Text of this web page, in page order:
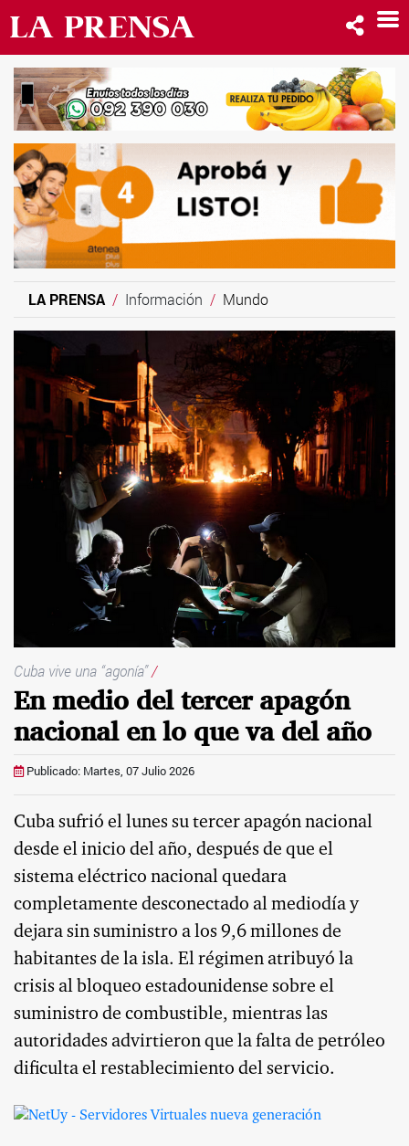
LA PRENSA Información Mundo
Cuba vive una “agonía”/
En medio del tercer apagón
nacional en lo que va del año
Publicado: Martes, 07 Julio 2026
Cuba sufrió el lunes su tercer apagón nacional
desde el inicio del año, después de que el
sistema eléctrico nacional quedara
completamente desconectado al mediodía y
dejara sin suministro a los 9,6 millones de
habitantes de la isla. El régimen atribuyó la
crisis al bloqueo estadounidense sobre el
suministro de combustible, mientras las
autoridades advirtieron que la falta de petróleo
dificulta el restablecimiento del servicio.